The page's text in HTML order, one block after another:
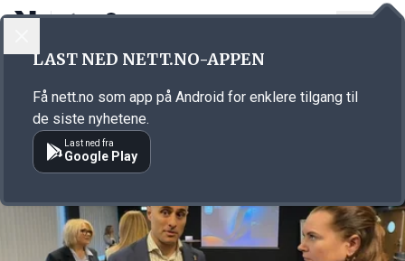
Annonsørinnhold
LAST NED NETT.NO-APPEN
Få nett.no som app på Android for enklere tilgang til
de siste nyhetene.
Last ned fra
Google Play